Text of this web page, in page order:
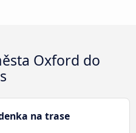
Oxford do
na trase